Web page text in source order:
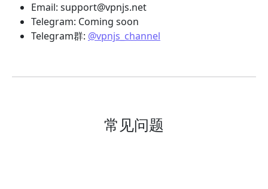
Email: support@vpnjs.net
Telegram: Coming soon
Telegram群: @vpnjs_channel
常见问题